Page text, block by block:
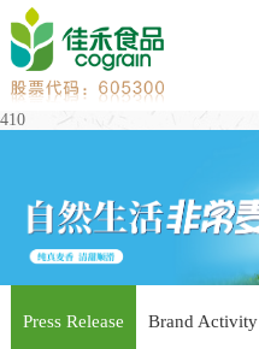
410
Press Release Brand Activity